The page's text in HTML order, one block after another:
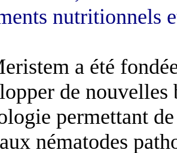
nutritionnels
a été
de
permettant
nématodes